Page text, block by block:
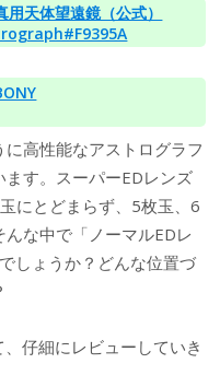
天体望遠鏡（公式）
高性能なアストログラフ
す。スーパーEDレンズ
にとどまらず、5枚玉、6
な中で「ノーマルEDレ
しょうか？どんな位置づ
仔細にレビューしていき